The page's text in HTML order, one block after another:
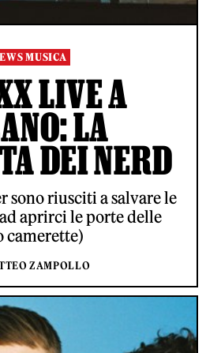
MUSICA
LIVE A
LA
DEI NERD
sono riusciti a salvare le
aprirci le porte delle
camerette)
ZAMPOLLO